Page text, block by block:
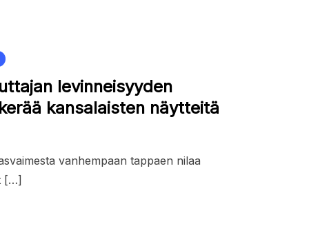
levinneisyyden
kansalaisten näytteitä
vanhempaan tappaen nilaa
[…]